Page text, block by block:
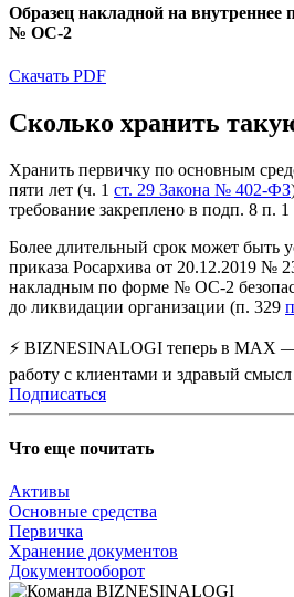
Образец накладной на
№ ОС-2
Скачать PDF
Сколько хранить
Хранить первичку по основным
пяти лет (ч. 1 ст. 29 Закона № 402-ФЗ
требование закреплено в подп. 8 п.
Более длительный срок может быть
приказа Росархива от 20.12.2019 №
накладным по форме № ОС-2
до ликвидации организации (п. 329
⚡ BIZNESINALOGI теперь в MAX
работу с клиентами и здравый смысл
Подписаться
Что еще почитать
Активы
Основные средства
Первичка
Хранение документов
Документооборот